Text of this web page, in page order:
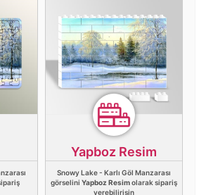
Yapboz Resim
Snowy Lake - Karlı Göl Manzarası
görselini Yapboz Resimolarak sipariş
verebilirisin